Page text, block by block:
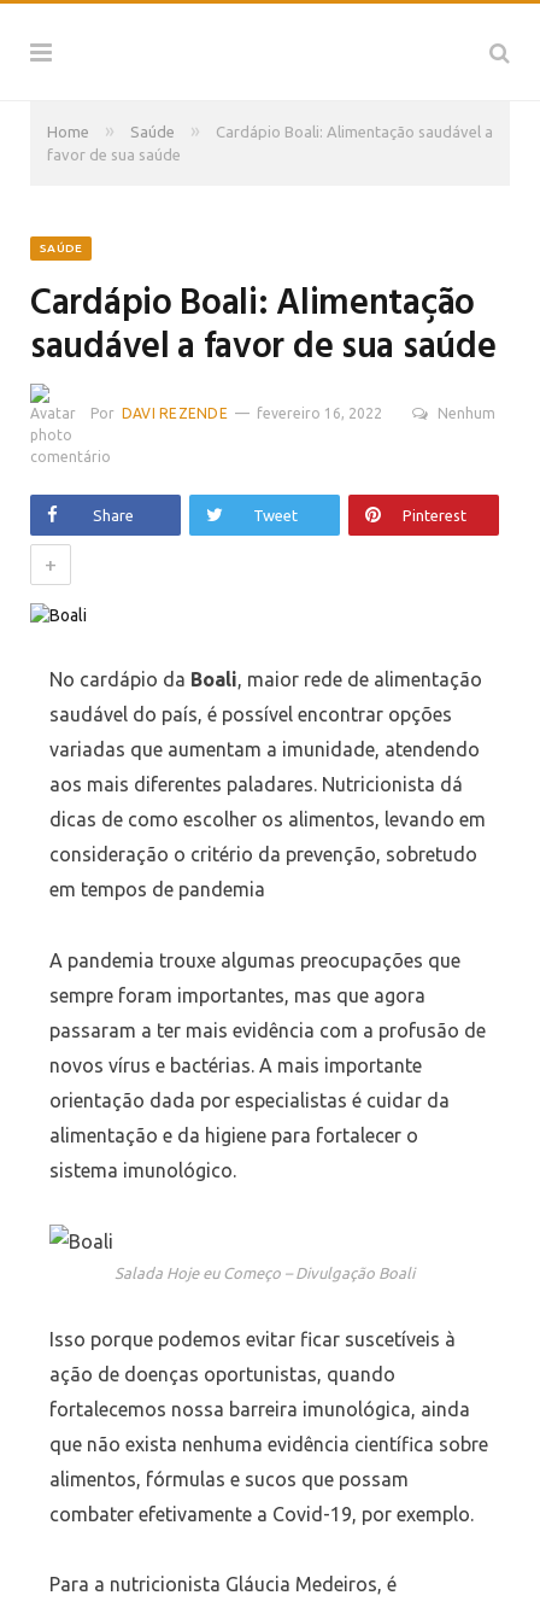
Home » Saúde »
Cardápio Boali: Alimentação saudável a
favor de sua saúde
SAÚDE
Cardápio Boali: Alimentação
saudável a favor de sua saúde
Por DAVI REZENDE fevereiro 16, 2022 Nenhum
comentário
Share Tweet Pinterest
+
No cardápio da Boali, maior rede de alimentação
saudável do país, é possível encontrar opções
variadas que aumentam a imunidade, atendendo
aos mais diferentes paladares. Nutricionista dá
dicas de como escolher os alimentos, levando em
consideração o critério da prevenção, sobretudo
em tempos de pandemia
A pandemia trouxe algumas preocupações que
sempre foram importantes, mas que agora
passaram a ter mais evidência com a profusão de
novos vírus e bactérias. A mais importante
orientação dada por especialistas é cuidar da
alimentação e da higiene para fortalecer o
sistema imunológico.
Salada Hoje eu Começo – Divulgação Boali
Isso porque podemos evitar ficar suscetíveis à
ação de doenças oportunistas, quando
fortalecemos nossa barreira imunológica, ainda
que não exista nenhuma evidência científica sobre
alimentos, fórmulas e sucos que possam
combater efetivamente a Covid-19, por exemplo.
Para a nutricionista Gláucia Medeiros, é